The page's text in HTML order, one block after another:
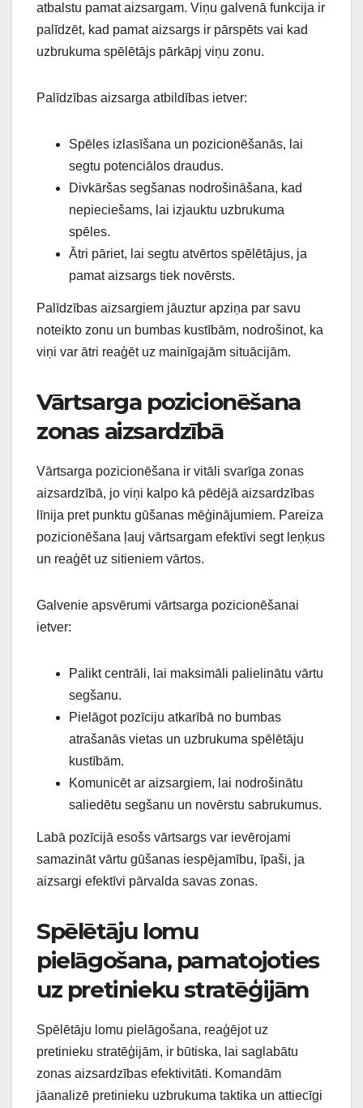
atbalstu pamat aizsargam. Viņu galvenā funkcija ir
palīdzēt, kad pamat aizsargs ir pārspēts vai kad
uzbrukuma spēlētājs pārkāpj viņu zonu.
Palīdzības aizsarga atbildības ietver:
Spēles izlasīšana un pozicionēšanās, lai
segtu potenciālos draudus.
Divkāršas segšanas nodrošināšana, kad
nepieciešams, lai izjauktu uzbrukuma
spēles.
Ātri pāriet, lai segtu atvērtos spēlētājus, ja
pamat aizsargs tiek novērsts.
Palīdzības aizsargiem jāuztur apziņa par savu
noteikto zonu un bumbas kustībām, nodrošinot, ka
viņi var ātri reaģēt uz mainīgajām situācijām.
Vārtsarga pozicionēšana
zonas aizsardzībā
Vārtsarga pozicionēšana ir vitāli svarīga zonas
aizsardzībā, jo viņi kalpo kā pēdējā aizsardzības
līnija pret punktu gūšanas mēģinājumiem. Pareiza
pozicionēšana ļauj vārtsargam efektīvi segt leņķus
un reaģēt uz sitieniem vārtos.
Galvenie apsvērumi vārtsarga pozicionēšanai
ietver:
Palikt centrāli, lai maksimāli palielinātu vārtu
segšanu.
Pielāgot pozīciju atkarībā no bumbas
atrašanās vietas un uzbrukuma spēlētāju
kustībām.
Komunicēt ar aizsargiem, lai nodrošinātu
saliedētu segšanu un novērstu sabrukumus.
Labā pozīcijā esošs vārtsargs var ievērojami
samazināt vārtu gūšanas iespējamību, īpaši, ja
aizsargi efektīvi pārvalda savas zonas.
Spēlētāju lomu
pielāgošana, pamatojoties
uz pretinieku stratēģijām
Spēlētāju lomu pielāgošana, reaģējot uz
pretinieku stratēģijām, ir būtiska, lai saglabātu
zonas aizsardzības efektivitāti. Komandām
jāanalizē pretinieku uzbrukuma taktika un attiecīgi